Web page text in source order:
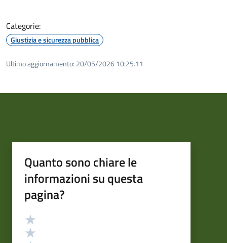
Categorie:
Giustizia e sicurezza pubblica
Ultimo aggiornamento: 20/05/2026 10:25.11
Quanto sono chiare le
informazioni su questa
pagina?
Valutazione